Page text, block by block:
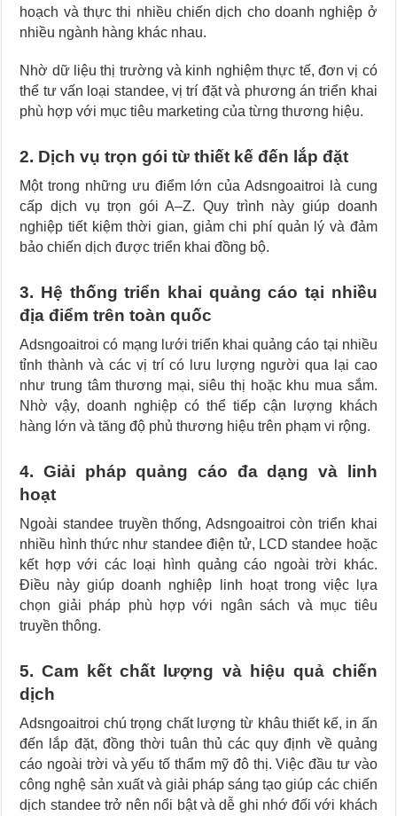
hoạch và thực thi nhiều chiến dịch cho doanh nghiệp ở
nhiều ngành hàng khác nhau.
Nhờ dữ liệu thị trường và kinh nghiệm thực tế, đơn vị có
thể tư vấn loại standee, vị trí đặt và phương án triển khai
phù hợp với mục tiêu marketing của từng thương hiệu.
2. Dịch vụ trọn gói từ thiết kế đến lắp đặt
Một trong những ưu điểm lớn của Adsngoaitroi là cung
cấp dịch vụ trọn gói A–Z. Quy trình này giúp doanh
nghiệp tiết kiệm thời gian, giảm chi phí quản lý và đảm
bảo chiến dịch được triển khai đồng bộ.
3. Hệ thống triển khai quảng cáo tại nhiều
địa điểm trên toàn quốc
Adsngoaitroi có mạng lưới triển khai quảng cáo tại nhiều
tỉnh thành và các vị trí có lưu lượng người qua lại cao
như trung tâm thương mại, siêu thị hoặc khu mua sắm.
Nhờ vậy, doanh nghiệp có thể tiếp cận lượng khách
hàng lớn và tăng độ phủ thương hiệu trên phạm vi rộng.
4. Giải pháp quảng cáo đa dạng và linh
hoạt
Ngoài standee truyền thống, Adsngoaitroi còn triển khai
nhiều hình thức như standee điện tử, LCD standee hoặc
kết hợp với các loại hình quảng cáo ngoài trời khác.
Điều này giúp doanh nghiệp linh hoạt trong việc lựa
chọn giải pháp phù hợp với ngân sách và mục tiêu
truyền thông.
5. Cam kết chất lượng và hiệu quả chiến
dịch
Adsngoaitroi chú trọng chất lượng từ khâu thiết kế, in ấn
đến lắp đặt, đồng thời tuân thủ các quy định về quảng
cáo ngoài trời và yếu tố thẩm mỹ đô thị. Việc đầu tư vào
công nghệ sản xuất và giải pháp sáng tạo giúp các chiến
dịch standee trở nên nổi bật và dễ ghi nhớ đối với khách